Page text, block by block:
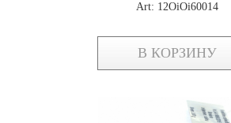
Art: 12OiOi60014
В КОРЗИНУ